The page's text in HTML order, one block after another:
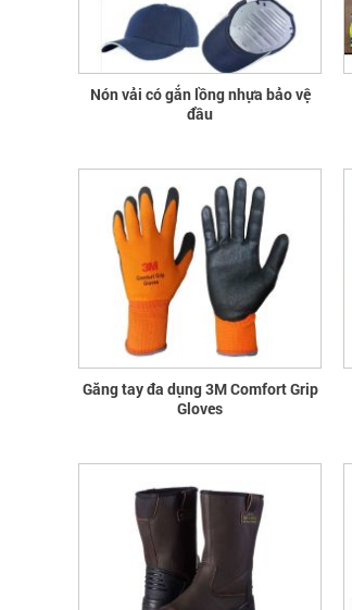
Nón vải có gắn lồng nhựa bảo vệ
đầu
Găng tay đa dụng 3M Comfort Grip
Gloves